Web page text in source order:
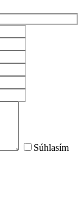
Súhlasím